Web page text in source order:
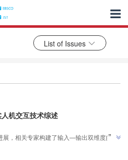
List of Issues
机交互技术综述
展，相关专家构建了输入—输出双维度的AR
合复杂度高、隐私安全隐患等核心挑战提
”